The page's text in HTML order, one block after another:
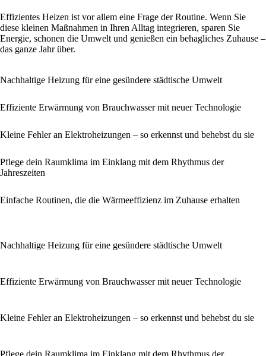
Effizientes Heizen ist vor allem eine Frage der Routine. Wenn Sie
diese kleinen Maßnahmen in Ihren Alltag integrieren, sparen Sie
Energie, schonen die Umwelt und genießen ein behagliches Zuhause –
das ganze Jahr über.
Nachhaltige Heizung für eine gesündere städtische Umwelt
Effiziente Erwärmung von Brauchwasser mit neuer Technologie
Kleine Fehler an Elektroheizungen – so erkennst und behebst du sie
Pflege dein Raumklima im Einklang mit dem Rhythmus der
Jahreszeiten
Einfache Routinen, die die Wärmeeffizienz im Zuhause erhalten
Nachhaltige Heizung für eine gesündere städtische Umwelt
Effiziente Erwärmung von Brauchwasser mit neuer Technologie
Kleine Fehler an Elektroheizungen – so erkennst und behebst du sie
Pflege dein Raumklima im Einklang mit dem Rhythmus der